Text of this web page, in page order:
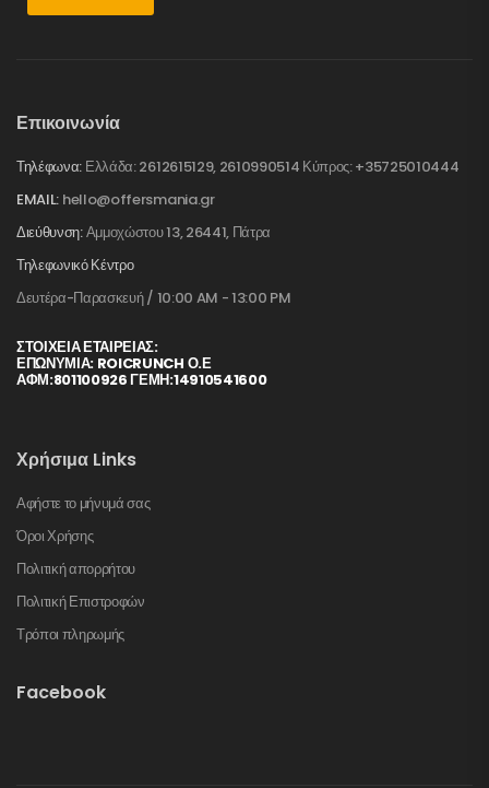
Επικοινωνία
Τηλέφωνα: Ελλάδα: 2612615129, 2610990514 Κύπρος: +35725010444
EMAIL: hello@offersmania.gr
Διεύθυνση:Αμμοχώστου 13, 26441, Πάτρα
Τηλεφωνικό Κέντρο
Δευτέρα-Παρασκευή / 10:00 AM - 13:00 PM
ΣΤΟΙΧΕΊΑ ΕΤΑΙΡΕΊΑΣ:
ΕΠΩΝΥΜΙΑ: ROICRUNCH Ο.Ε
ΑΦΜ:801100926 ΓΕΜΗ:14910541600
Χρήσιμα Links
Αφήστε το μήνυμά σας
Όροι Χρήσης
Πολιτική απορρήτου
Πολιτική Επιστροφών
Τρόποι πληρωμής
Facebook